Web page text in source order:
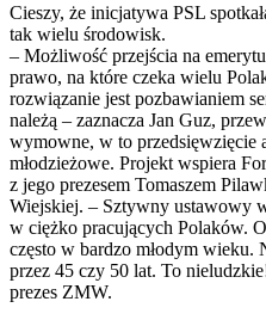
Cieszy, że inicjatywa PSL
tak wielu środowisk.
– Możliwość przejścia na
prawo, na które czeka wielu
rozwiązanie jest pozbawianiem
należą – zaznacza Jan Guz,
wymowne, w to przedsięwzięcie
młodzieżowe. Projekt wspiera
z jego prezesem Tomaszem
Wiejskiej. – Sztywny ustawowy
w ciężko pracujących Polaków.
często w bardzo młodym wieku.
przez 45 czy 50 lat. To
prezes ZMW.